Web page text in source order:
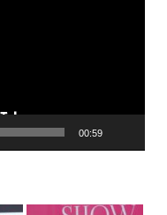
00:59